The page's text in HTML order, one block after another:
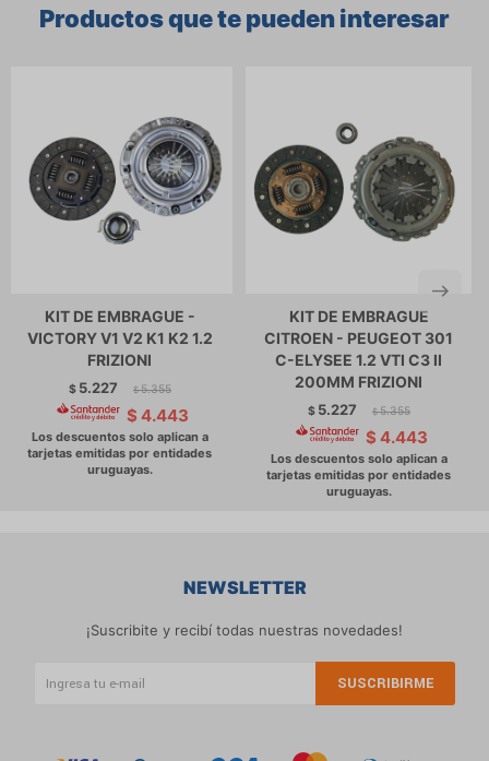
Productos que te pueden interesar
KIT DE EMBRAGUE -
VICTORY V1 V2 K1 K2 1.2
FRIZIONI
$ 5.227 $ 5.355
$ 4.443
KIT DE EMBRAGUE
CITROEN - PEUGEOT 301
C-ELYSEE 1.2 VTI C3 II
200MM FRIZIONI
$ 5.227 $ 5.355
$ 4.443
NEWSLETTER
¡Suscribite y recibí todas nuestras novedades!
SUSCRIBIRME